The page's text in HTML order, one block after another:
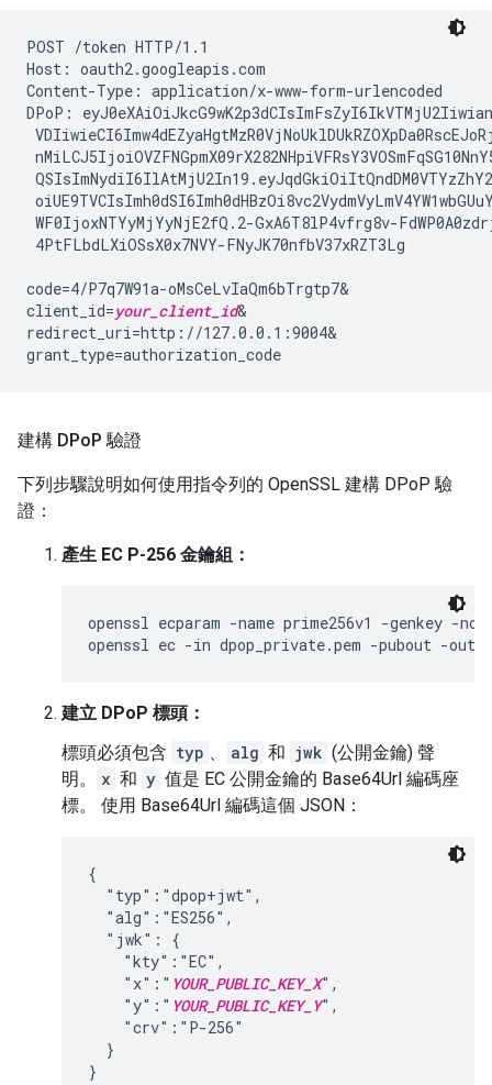
POST /token HTTP/1.1
Host: oauth2.googleapis.com
Content-Type: application/x-www-form-urlencoded
DPoP:
WF0IjoxNTYyMjYyNjE2fQ.2-GxA6T8lP4vfrg8v-
4PtFLbdLXiOSsX0x7NVY-FNyJK70nfbV37xRZT3Lg
code=4/P7q7W91a-oMsCeLvIaQm6bTrgtp7&
client_id=your_client_id&
redirect_uri=http://127.0.0.1:9004&
建構 DPoP 驗證
下列步驟說明如何使用指令列的 OpenSSL 建構 DPoP 驗
證：
產生 EC P-256 金鑰組：
openssl ecparam -name prime256v1 -genkey -
openssl ec -in dpop_private.pem -pubout -out
建立 DPoP 標頭：
標頭必須包含 typ 、 alg 和 jwk (公開金鑰) 聲
明。
x 和 y 值是 EC 公開金鑰的 Base64Url 編碼座
標。 使用 Base64Url 編碼這個 JSON：
{
  "typ":"dpop+jwt",
  "alg":"ES256",
  "jwk": {
    "kty":"EC",
    "x":"
YOUR_PUBLIC_KEY_X",
    "y":"
YOUR_PUBLIC_KEY_Y",
    "crv":"P-256"
  }
}